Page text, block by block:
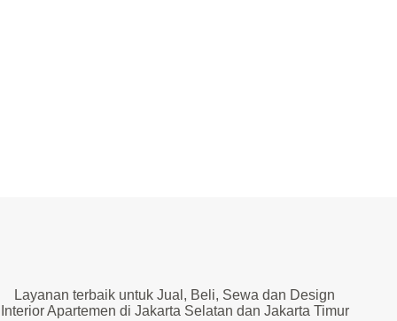
Layanan terbaik untuk Jual, Beli, Sewa dan Design
Interior Apartemen di Jakarta Selatan dan Jakarta Timur